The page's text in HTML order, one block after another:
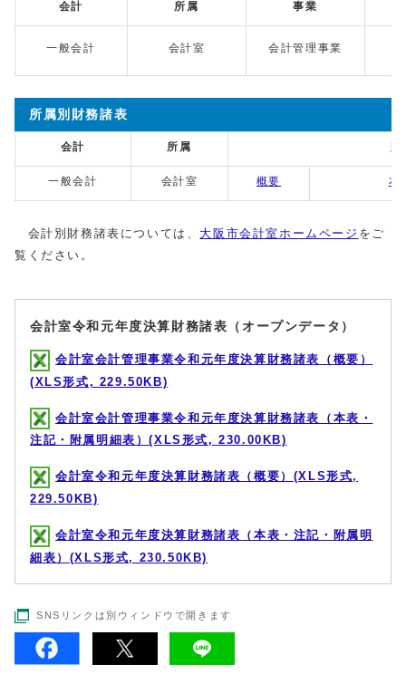
会計 所属 事業
一般会計 会計室 会計管理事業
所属別財務諸表
会計 所属
一般会計 会計室 概要 本
会計別財務諸表については、 大阪市会計室ホームページ をご
覧ください。
会計室令和元年度決算財務諸表（オープンデータ）
会計室会計管理事業令和元年度決算財務諸表（概要）
(XLS形式, 229.50KB)
会計室会計管理事業令和元年度決算財務諸表（本表・
注記・附属明細表）(XLS形式, 230.00KB)
会計室令和元年度決算財務諸表（概要）(XLS形式,
229.50KB)
会計室令和元年度決算財務諸表（本表・注記・附属明
細表）(XLS形式, 230.50KB)
SNSリンクは別ウィンドウで開きます